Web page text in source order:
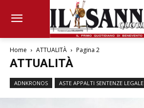
Home ATTUALITÀ Pagina 2
ATTUALITÀ
ADNKRONOS ASTE APPALTI SENTENZE LEGALE